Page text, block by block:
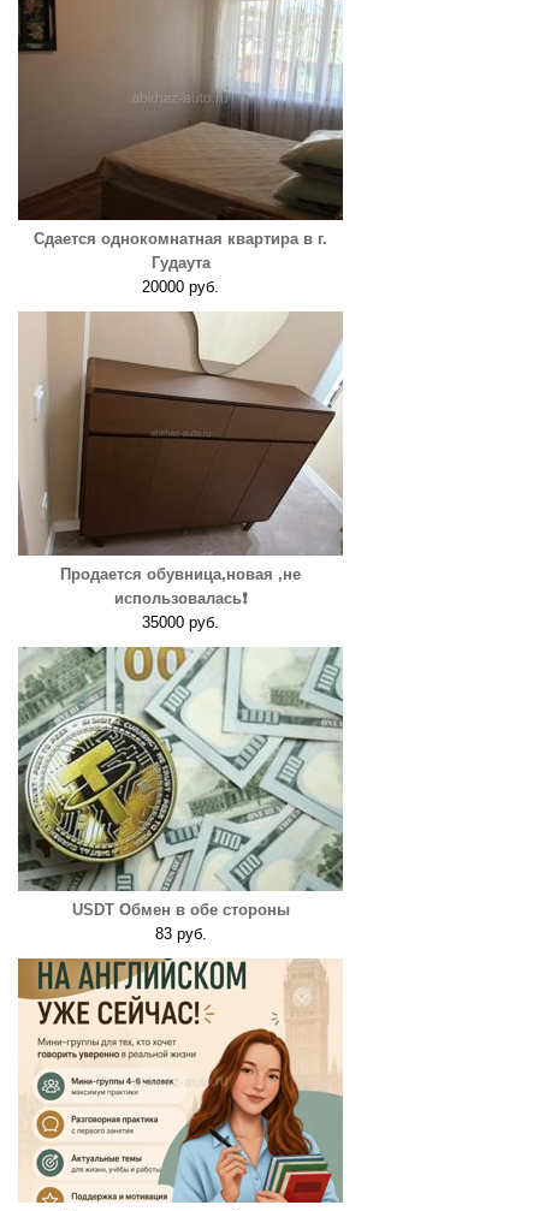
Сдается однокомнатная квартира в г.
Гудаута
20000 руб.
Продается обувница,новая ,не
использовалась❗️
35000 руб.
USDT Обмен в обе стороны
83 руб.